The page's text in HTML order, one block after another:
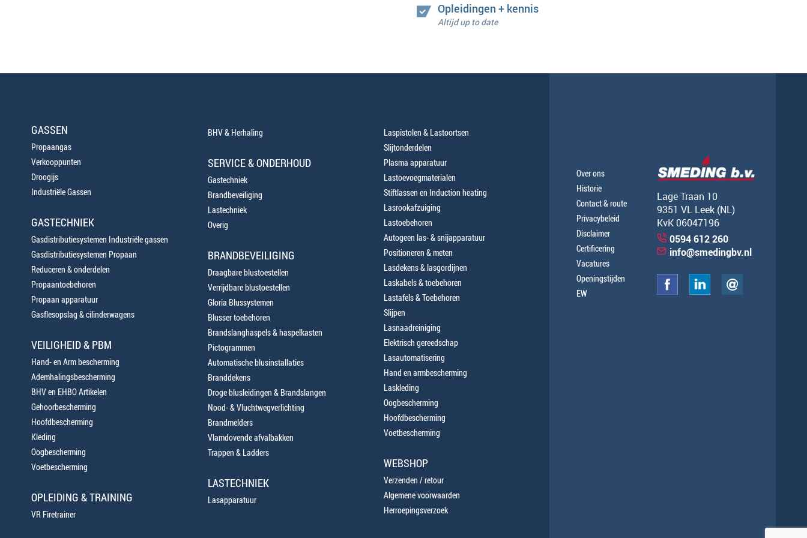
Opleidingen + kennis
Altijd up to date
GASSEN
Propaangas
Verkooppunten
Droogijs
Industriële Gassen
GASTECHNIEK
Gasdistributiesystemen Industriële gassen
Gasdistributiesystemen Propaan
Reduceren & onderdelen
Propaantoebehoren
Propaan apparatuur
Gasflesopslag & cilinderwagens
VEILIGHEID & PBM
Hand- en Arm bescherming
Ademhalingsbescherming
BHV en EHBO Artikelen
Gehoorbescherming
Hoofdbescherming
Kleding
Oogbescherming
Voetbescherming
OPLEIDING & TRAINING
VR Firetrainer
BHV & Herhaling
SERVICE & ONDERHOUD
Gastechniek
Brandbeveiliging
Lastechniek
Overig
BRANDBEVEILIGING
Draagbare blustoestellen
Verrijdbare blustoestellen
Gloria Blussystemen
Blusser toebehoren
Brandslanghaspels & haspelkasten
Pictogrammen
Automatische blusinstallaties
Branddekens
Droge blusleidingen & Brandslangen
Nood- & Vluchtwegverlichting
Brandmelders
Vlamdovende afvalbakken
Trappen & Ladders
LASTECHNIEK
Lasapparatuur
Laspistolen & Lastoortsen
Slijtonderdelen
Plasma apparatuur
Lastoevoegmaterialen
Stiftlassen en Induction heating
Lasrookafzuiging
Lastoebehoren
Autogeen las- & snijapparatuur
Positioneren & meten
Lasdekens & lasgordijnen
Laskabels & toebehoren
Lastafels & Toebehoren
Slijpen
Lasnaadreiniging
Elektrisch gereedschap
Lasautomatisering
Hand en armbescherming
Laskleding
Oogbescherming
Hoofdbescherming
Voetbescherming
WEBSHOP
Verzenden / retour
Algemene voorwaarden
Herroepingsverzoek
Over ons
Historie
Contact & route
Privacybeleid
Disclaimer
Certificering
Vacatures
Openingstijden
EW
Lage Traan 10
9351 VL Leek (NL)
KvK 06047196
0594 612 260
info@smedingbv.nl